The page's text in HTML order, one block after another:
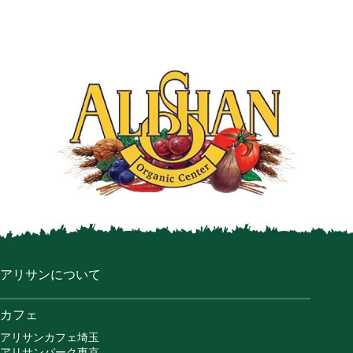
アリサンについて
カフェ
アリサンカフェ埼玉